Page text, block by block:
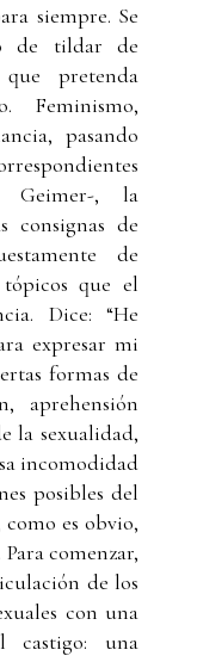
siempre. Se
de tildar de
pretenda
Feminismo,
pasando
Geimer-, la
consignas de
de
que el
Dice: “He
expresar mi
formas de
aprehensión
la sexualidad,
incomodidad
posibles del
es obvio,
comenzar,
de los
con una
una